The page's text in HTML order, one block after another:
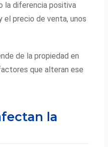
la diferencia positiva
el precio de venta, unos
de la propiedad en
que alteran ese
la